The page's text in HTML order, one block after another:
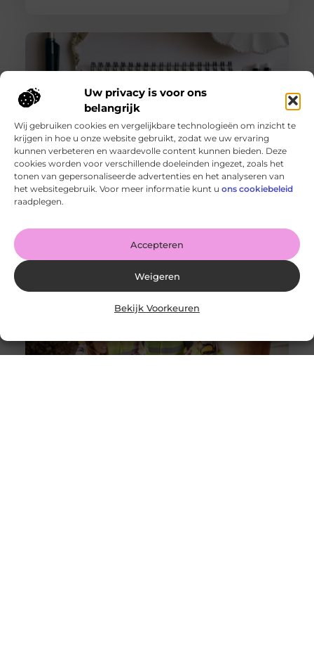
Uw privacy is voor ons
belangrijk
Wij gebruiken cookies en vergelijkbare technologieën om inzicht te
krijgen in hoe u onze website gebruikt, zodat we uw ervaring
kunnen verbeteren en waardevolle content kunnen bieden. Deze
cookies worden voor verschillende doeleinden ingezet, zoals het
tonen van gepersonaliseerde advertenties en het analyseren van
het websitegebruik. Voor meer informatie kunt u ons cookiebeleid
raadplegen.
Accepteren
Weigeren
Bekijk Voorkeuren
De voordelen van het drukken van kalenders voor jouw
bedrijf!
Goed artikel? Deel hem dan op: Share on X (Twitter)